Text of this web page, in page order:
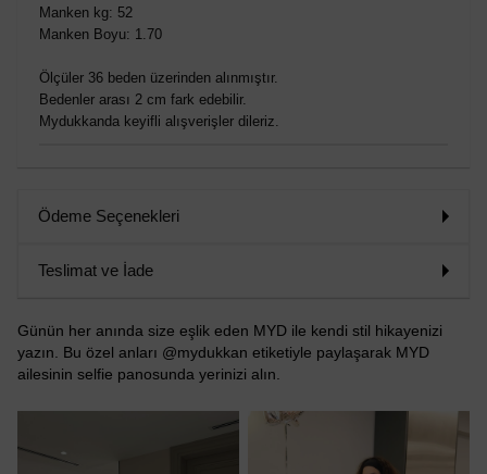
Manken kg: 52
Manken Boyu: 1.70
Ölçüler 36 beden üzerinden alınmıştır.
Bedenler arası 2 cm fark edebilir.
Mydukkanda keyifli alışverişler dileriz.
Ödeme Seçenekleri
Teslimat ve İade
Günün her anında size eşlik eden MYD ile kendi stil hikayenizi
yazın. Bu özel anları @mydukkan etiketiyle paylaşarak MYD
ailesinin selfie panosunda yerinizi alın.